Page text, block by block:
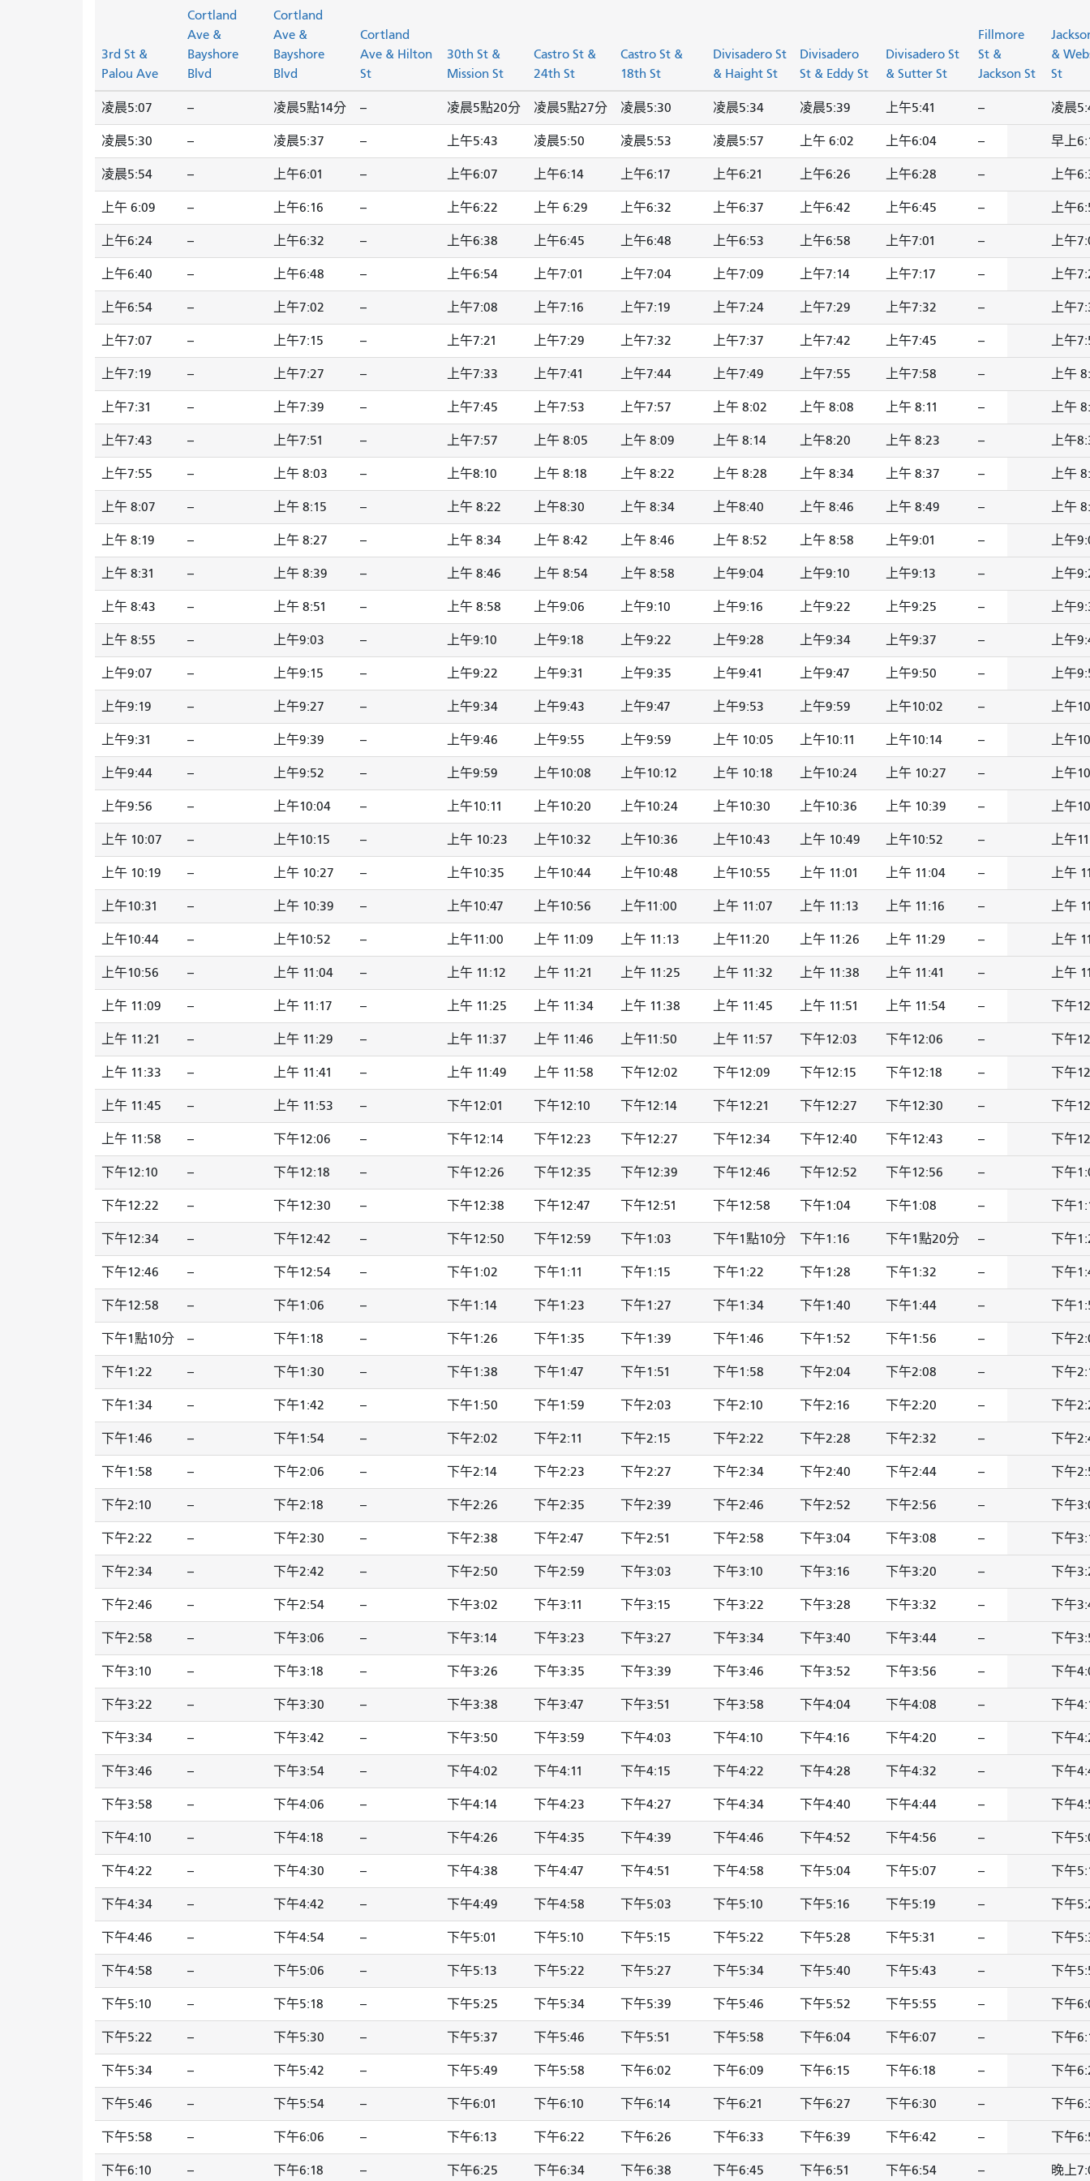
3rd St &
Palou Ave
Cortland
Ave &
Bayshore
Blvd
Cortland
Ave &
Bayshore
Blvd
Cortland
Ave & Hilton
St
30th St &
Mission St
Castro St &
24th St
Castro St &
18th St
Divisadero St
& Haight St
Divisadero
St & Eddy St
Divisadero St
& Sutter St
Fillmore
St &
Jackson St
&
St
凌晨5:07 -- 凌晨5點14分 -- 凌晨5點20分 凌晨5點27分 凌晨5:30 凌晨5:34 凌晨5:39 上午5:41 -- 凌晨
凌晨5:30 -- 凌晨5:37 -- 上午5:43 凌晨5:50 凌晨5:53 凌晨5:57 上午 6:02 上午6:04 -- 早上
凌晨5:54 -- 上午6:01 -- 上午6:07 上午6:14 上午6:17 上午6:21 上午6:26 上午6:28 -- 上午
上午 6:09 -- 上午6:16 -- 上午6:22 上午 6:29 上午6:32 上午6:37 上午6:42 上午6:45 -- 上午
上午6:24 -- 上午6:32 -- 上午6:38 上午6:45 上午6:48 上午6:53 上午6:58 上午7:01 -- 上午
上午6:40 -- 上午6:48 -- 上午6:54 上午7:01 上午7:04 上午7:09 上午7:14 上午7:17 -- 上午
上午6:54 -- 上午7:02 -- 上午7:08 上午7:16 上午7:19 上午7:24 上午7:29 上午7:32 -- 上午
上午7:07 -- 上午7:15 -- 上午7:21 上午7:29 上午7:32 上午7:37 上午7:42 上午7:45 -- 上午
上午7:19 -- 上午7:27 -- 上午7:33 上午7:41 上午7:44 上午7:49 上午7:55 上午7:58 -- 上午
上午7:31 -- 上午7:39 -- 上午7:45 上午7:53 上午7:57 上午 8:02 上午 8:08 上午 8:11 -- 上午
上午7:43 -- 上午7:51 -- 上午7:57 上午 8:05 上午 8:09 上午 8:14 上午8:20 上午 8:23 -- 上午
上午7:55 -- 上午 8:03 -- 上午8:10 上午 8:18 上午 8:22 上午 8:28 上午 8:34 上午 8:37 -- 上午
上午 8:07 -- 上午 8:15 -- 上午 8:22 上午8:30 上午 8:34 上午8:40 上午 8:46 上午 8:49 -- 上午
上午 8:19 -- 上午 8:27 -- 上午 8:34 上午 8:42 上午 8:46 上午 8:52 上午 8:58 上午9:01 -- 上午
上午 8:31 -- 上午 8:39 -- 上午 8:46 上午 8:54 上午 8:58 上午9:04 上午9:10 上午9:13 -- 上午
上午 8:43 -- 上午 8:51 -- 上午 8:58 上午9:06 上午9:10 上午9:16 上午9:22 上午9:25 -- 上午
上午 8:55 -- 上午9:03 -- 上午9:10 上午9:18 上午9:22 上午9:28 上午9:34 上午9:37 -- 上午
上午9:07 -- 上午9:15 -- 上午9:22 上午9:31 上午9:35 上午9:41 上午9:47 上午9:50 -- 上午
上午9:19 -- 上午9:27 -- 上午9:34 上午9:43 上午9:47 上午9:53 上午9:59 上午10:02 -- 上午
上午9:31 -- 上午9:39 -- 上午9:46 上午9:55 上午9:59 上午 10:05 上午10:11 上午10:14 -- 上午
上午9:44 -- 上午9:52 -- 上午9:59 上午10:08 上午10:12 上午 10:18 上午10:24 上午 10:27 -- 上午
上午9:56 -- 上午10:04 -- 上午10:11 上午10:20 上午10:24 上午10:30 上午10:36 上午 10:39 -- 上午
上午 10:07 -- 上午10:15 -- 上午 10:23 上午10:32 上午10:36 上午10:43 上午 10:49 上午10:52 -- 上午
上午 10:19 -- 上午 10:27 -- 上午10:35 上午10:44 上午10:48 上午10:55 上午 11:01 上午 11:04 -- 上午
上午10:31 -- 上午 10:39 -- 上午10:47 上午10:56 上午11:00 上午 11:07 上午 11:13 上午 11:16 -- 上午
上午10:44 -- 上午10:52 -- 上午11:00 上午 11:09 上午 11:13 上午11:20 上午 11:26 上午 11:29 -- 上午
上午10:56 -- 上午 11:04 -- 上午 11:12 上午 11:21 上午 11:25 上午 11:32 上午 11:38 上午 11:41 -- 上午
上午 11:09 -- 上午 11:17 -- 上午 11:25 上午 11:34 上午 11:38 上午 11:45 上午 11:51 上午 11:54 -- 下午
上午 11:21 -- 上午 11:29 -- 上午 11:37 上午 11:46 上午11:50 上午 11:57 下午12:03 下午12:06 -- 下午
上午 11:33 -- 上午 11:41 -- 上午 11:49 上午 11:58 下午12:02 下午12:09 下午12:15 下午12:18 -- 下午
上午 11:45 -- 上午 11:53 -- 下午12:01 下午12:10 下午12:14 下午12:21 下午12:27 下午12:30 -- 下午
上午 11:58 -- 下午12:06 -- 下午12:14 下午12:23 下午12:27 下午12:34 下午12:40 下午12:43 -- 下午
下午12:10 -- 下午12:18 -- 下午12:26 下午12:35 下午12:39 下午12:46 下午12:52 下午12:56 -- 下午
下午12:22 -- 下午12:30 -- 下午12:38 下午12:47 下午12:51 下午12:58 下午1:04 下午1:08 -- 下午
下午12:34 -- 下午12:42 -- 下午12:50 下午12:59 下午1:03 下午1點10分 下午1:16 下午1點20分 -- 下午
下午12:46 -- 下午12:54 -- 下午1:02 下午1:11 下午1:15 下午1:22 下午1:28 下午1:32 -- 下午
下午12:58 -- 下午1:06 -- 下午1:14 下午1:23 下午1:27 下午1:34 下午1:40 下午1:44 -- 下午
下午1點10分 -- 下午1:18 -- 下午1:26 下午1:35 下午1:39 下午1:46 下午1:52 下午1:56 -- 下午
下午1:22 -- 下午1:30 -- 下午1:38 下午1:47 下午1:51 下午1:58 下午2:04 下午2:08 -- 下午
下午1:34 -- 下午1:42 -- 下午1:50 下午1:59 下午2:03 下午2:10 下午2:16 下午2:20 -- 下午
下午1:46 -- 下午1:54 -- 下午2:02 下午2:11 下午2:15 下午2:22 下午2:28 下午2:32 -- 下午
下午1:58 -- 下午2:06 -- 下午2:14 下午2:23 下午2:27 下午2:34 下午2:40 下午2:44 -- 下午
下午2:10 -- 下午2:18 -- 下午2:26 下午2:35 下午2:39 下午2:46 下午2:52 下午2:56 -- 下午
下午2:22 -- 下午2:30 -- 下午2:38 下午2:47 下午2:51 下午2:58 下午3:04 下午3:08 -- 下午
下午2:34 -- 下午2:42 -- 下午2:50 下午2:59 下午3:03 下午3:10 下午3:16 下午3:20 -- 下午
下午2:46 -- 下午2:54 -- 下午3:02 下午3:11 下午3:15 下午3:22 下午3:28 下午3:32 -- 下午
下午2:58 -- 下午3:06 -- 下午3:14 下午3:23 下午3:27 下午3:34 下午3:40 下午3:44 -- 下午
下午3:10 -- 下午3:18 -- 下午3:26 下午3:35 下午3:39 下午3:46 下午3:52 下午3:56 -- 下午
下午3:22 -- 下午3:30 -- 下午3:38 下午3:47 下午3:51 下午3:58 下午4:04 下午4:08 -- 下午
下午3:34 -- 下午3:42 -- 下午3:50 下午3:59 下午4:03 下午4:10 下午4:16 下午4:20 -- 下午
下午3:46 -- 下午3:54 -- 下午4:02 下午4:11 下午4:15 下午4:22 下午4:28 下午4:32 -- 下午
下午3:58 -- 下午4:06 -- 下午4:14 下午4:23 下午4:27 下午4:34 下午4:40 下午4:44 -- 下午
下午4:10 -- 下午4:18 -- 下午4:26 下午4:35 下午4:39 下午4:46 下午4:52 下午4:56 -- 下午
下午4:22 -- 下午4:30 -- 下午4:38 下午4:47 下午4:51 下午4:58 下午5:04 下午5:07 -- 下午
下午4:34 -- 下午4:42 -- 下午4:49 下午4:58 下午5:03 下午5:10 下午5:16 下午5:19 -- 下午
下午4:46 -- 下午4:54 -- 下午5:01 下午5:10 下午5:15 下午5:22 下午5:28 下午5:31 -- 下午
下午4:58 -- 下午5:06 -- 下午5:13 下午5:22 下午5:27 下午5:34 下午5:40 下午5:43 -- 下午
下午5:10 -- 下午5:18 -- 下午5:25 下午5:34 下午5:39 下午5:46 下午5:52 下午5:55 -- 下午
下午5:22 -- 下午5:30 -- 下午5:37 下午5:46 下午5:51 下午5:58 下午6:04 下午6:07 -- 下午
下午5:34 -- 下午5:42 -- 下午5:49 下午5:58 下午6:02 下午6:09 下午6:15 下午6:18 -- 下午
下午5:46 -- 下午5:54 -- 下午6:01 下午6:10 下午6:14 下午6:21 下午6:27 下午6:30 -- 下午
下午5:58 -- 下午6:06 -- 下午6:13 下午6:22 下午6:26 下午6:33 下午6:39 下午6:42 -- 下午
下午6:10 -- 下午6:18 -- 下午6:25 下午6:34 下午6:38 下午6:45 下午6:51 下午6:54 -- 晚上